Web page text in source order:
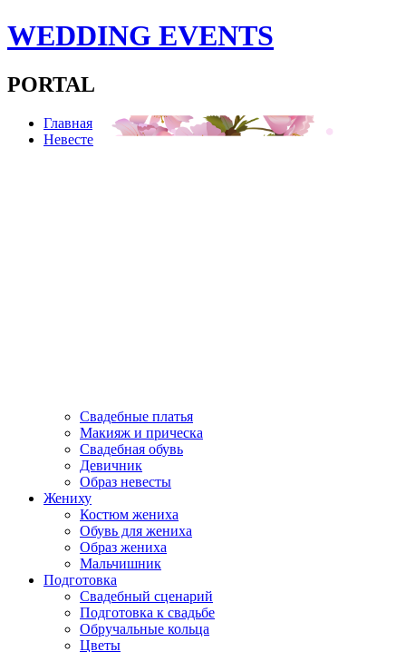
WEDDING EVENTS
PORTAL
Главная
Невесте
Свадебные платья
Макияж и прическа
Свадебная обувь
Девичник
Образ невесты
Жениху
Костюм жениха
Обувь для жениха
Образ жениха
Мальчишник
Подготовка
Свадебный сценарий
Подготовка к свадьбе
Обручальные кольца
Цветы